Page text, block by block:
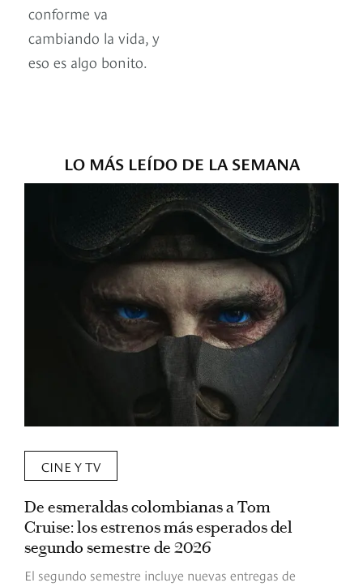
conforme va
cambiando la vida, y
eso es algo bonito.
LO MÁS LEÍDO DE LA SEMANA
CINE Y TV
De esmeraldas colombianas a Tom
Cruise: los estrenos más esperados del
segundo semestre de 2026
El segundo semestre incluye nuevas entregas de